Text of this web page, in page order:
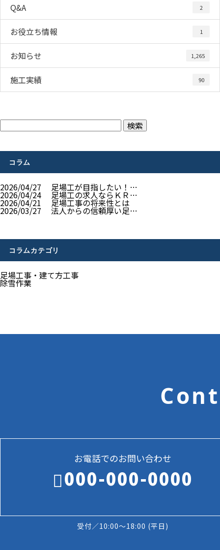
Q&A 2
お役立ち情報 1
お知らせ 1,265
施工実績 90
コラム
2026/04/27 足場工が目指したい！…
2026/04/24 足場工の求人ならＫＲ…
2026/04/21 足場工事の将来性とは
2026/03/27 法人からの信頼厚い足…
コラムカテゴリ
足場工事・建て方工事
除雪作業
お電話でのお問い合わせ
000-000-0000
受付／10:00～18:00 (平日)